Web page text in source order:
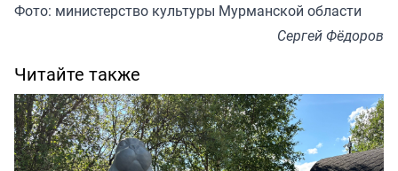
Фото: министерство культуры Мурманской области
Сергей Фёдоров
Читайте также